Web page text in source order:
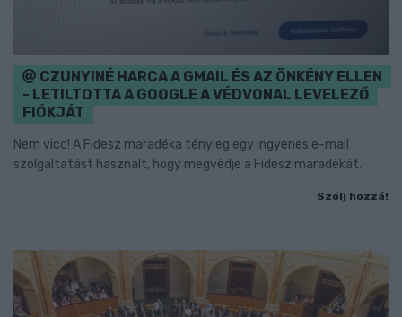
CZUNYINÉ HARCA A GMAIL ÉS AZ ÖNKÉNY ELLEN
- LETILTOTTA A GOOGLE A VÉDVONAL LEVELEZŐ
FIÓKJÁT
Nem vicc! A Fidesz maradéka tényleg egy ingyenes e-mail
szolgáltatást használt, hogy megvédje a Fidesz maradékát.
Szólj hozzá!